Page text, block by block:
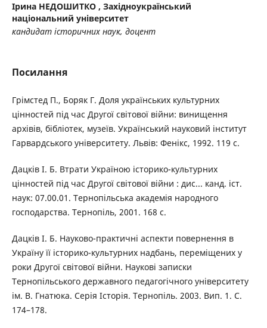
Ірина НЕДОШИТКО , Західноукраїнський
національний університет
кандидат історичних наук, доцент
Посилання
Грімстед П., Боряк Г. Доля українських культурних
цінностей під час Другої світової війни: винищення
архівів, бібліотек, музеїв. Український науковий інститут
Гарвардського університету. Львів: Фенікс, 1992. 119 с.
Дацків І. Б. Втрати Україною історико-культурних
цінностей під час Другої світової війни : дис... канд. іст.
наук: 07.00.01. Тернопільська академія народного
господарства. Тернопіль, 2001. 168 с.
Дацків І. Б. Науково-практичні аспекти повернення в
Україну її історико-культурних надбань, переміщених у
роки Другої світової війни. Наукові записки
Тернопільського державного педагогічного університету
ім. В. Гнатюка. Серія Історія. Тернопіль. 2003. Вип. 1. С.
174–178.